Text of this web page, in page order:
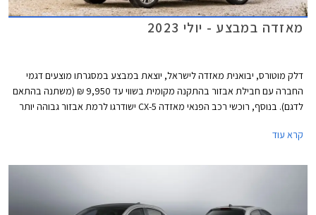
מאזדה במבצע - יולי 2023
דלק מוטורס, יבואנית מאזדה לישראל, יוצאת במבצע במסגרתו מוצעים דגמי
החברה עם חבילת אבזור בהתקנה מקומית בשווי עד 9,950 ₪ (משתנה בהתאם
לדגם). בנוסף, רוכשי רכב הפנאי מאזדה CX-5 ישודרגו לרמת אבזור גבוהה יותר
התצוגה של מאזדה ברחבי הארץ.
קרא עוד